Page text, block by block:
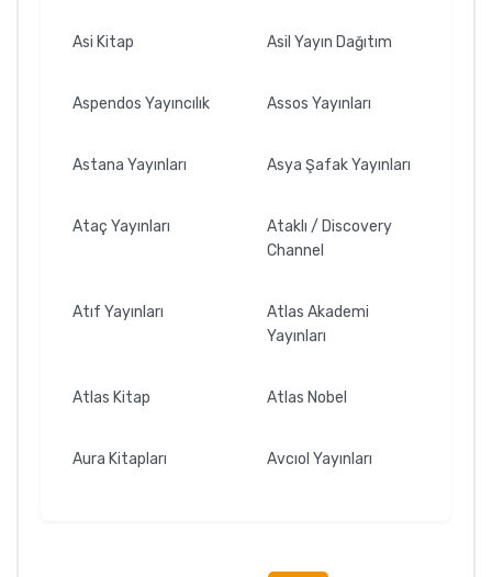
Asi Kitap Asil Yayın Dağıtım
Aspendos Yayıncılık Assos Yayınları
Astana Yayınları Asya Şafak Yayınları
Ataç Yayınları
Ataklı / Discovery
Channel
Atıf Yayınları
Atlas Akademi
Yayınları
Atlas Kitap Atlas Nobel
Aura Kitapları Avcıol Yayınları